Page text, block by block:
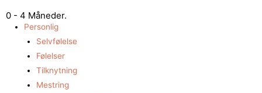
0 - 4 Måneder.
Personlig
Selvfølelse
Følelser
Tilknytning
Mestring